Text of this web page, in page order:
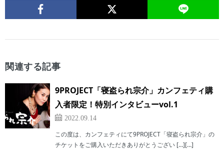
関連する記事
9PROJECT「寝盗られ宗介」カンフェティ購
入者限定！特別インタビューvol.1
2022.09.14
この度は、カンフェティにて9PROJECT「寝盗られ宗介」の
チケットをご購入いただきありがとうござい […][…]